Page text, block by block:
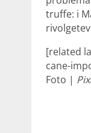
truffe: i
[related
cane-
Foto |